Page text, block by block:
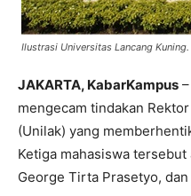
Ilustrasi Universitas Lancang
JAKARTA, KabarKampus
mengecam tindakan
(Unilak) yang
Ketiga mahasiswa tersebut
George Tirta Prasetyo,